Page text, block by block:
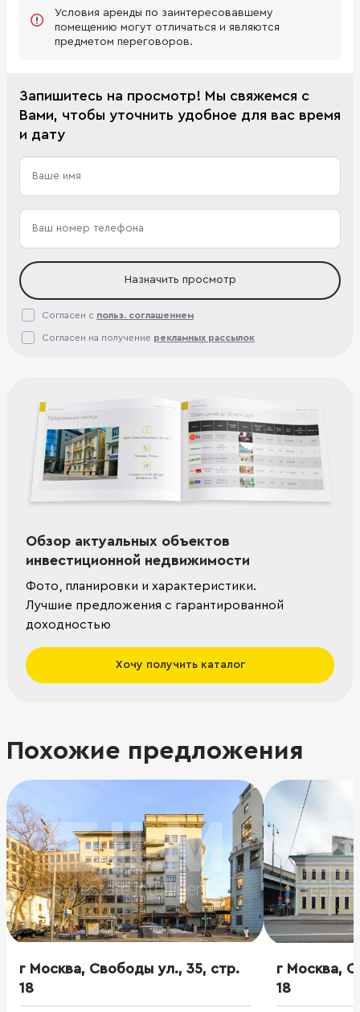
Условия аренды по заинтересовавшему
помещению могут отличаться и являются
предметом переговоров.
Запишитесь на просмотр! Мы свяжемся с
Вами, чтобы уточнить удобное для вас время
и дату
Назначить просмотр
Согласен с польз. соглашением
Согласен на получение рекламных рассылок
Обзор актуальных объектов
инвестиционной недвижимости
Фото, планировки и характеристики.
Лучшие предложения с гарантированной
доходностью
Хочу получить каталог
Похожие предложения
г Москва, Свободы ул., 35, стр.
18
г Москва,
18